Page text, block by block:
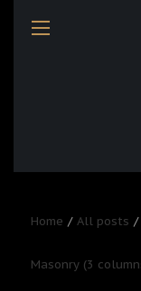
Home All posts
Masonry (3